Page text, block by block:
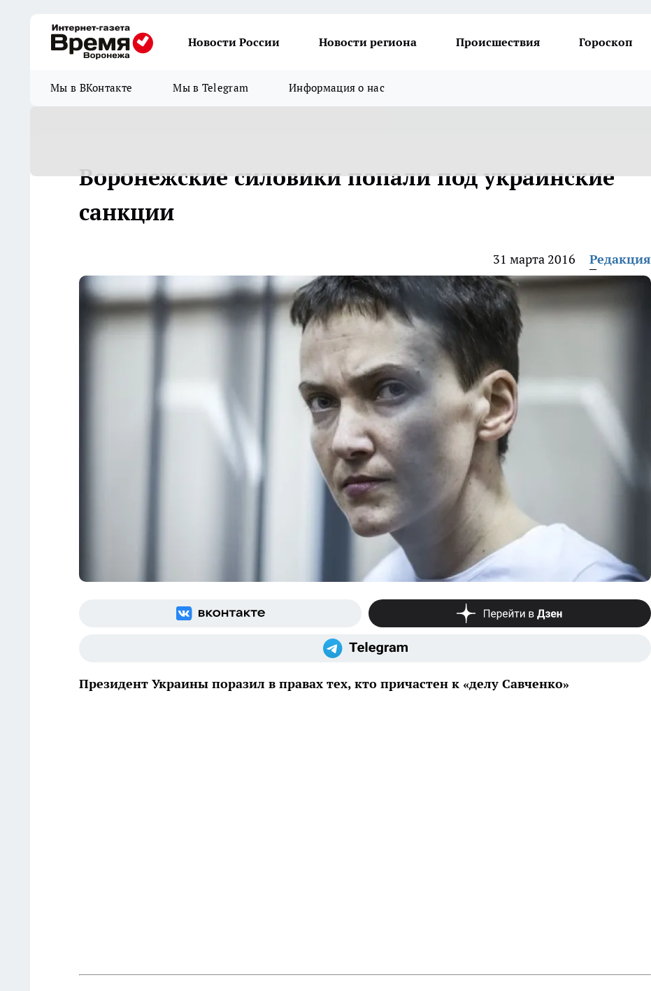
Новости России Новости региона Происшествия Гороскоп
Мы в ВКонтакте Мы в Telegram Информация о нас
Воронежские силовики попали под украинские
санкции
31 марта 2016 Редакция
Президент Украины поразил в правах тех, кто причастен к «делу Савченко»